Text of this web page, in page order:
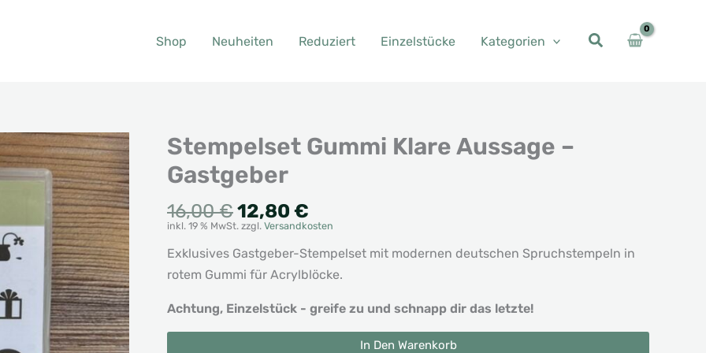
Shop Neuheiten Reduziert Einzelstücke Kategorien
Stempelset Gummi Klare Aussage –
Gastgeber
16,00€Ursprünglicher
Preis
war:
16,00 €
12,80 €
Preis
ist:
12,80 €.
inkl. 19 % MwSt. zzgl. Versandkosten
Exklusives Gastgeber-Stempelset mit modernen deutschen Spruchstempeln in
rotem Gummi für Acrylblöcke.
Achtung, Einzelstück - greife zu und schnapp dir das letzte!
Stempelset
In Den Warenkorb
Alternative: